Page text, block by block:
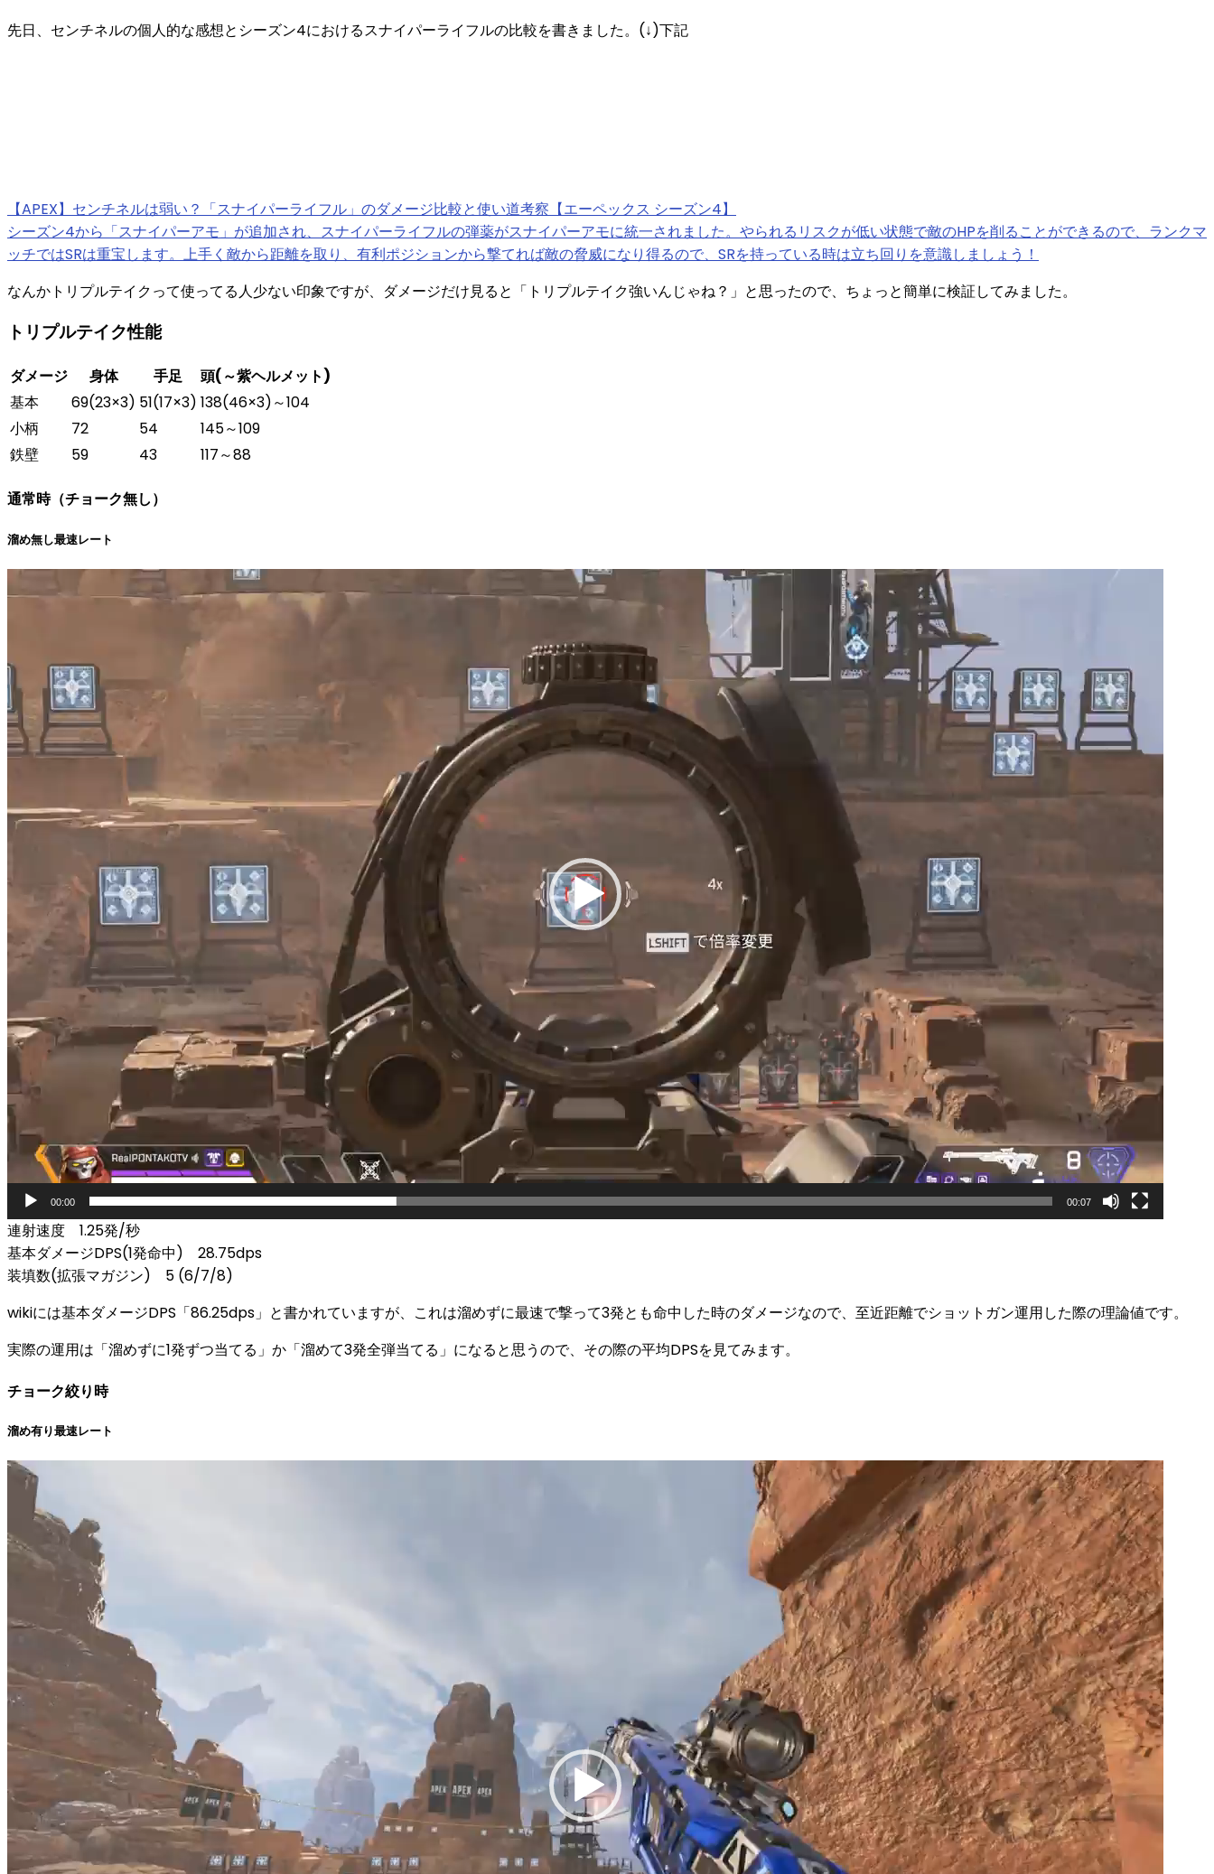
先日、センチネルの個人的な感想とシーズン4におけるスナイパーライフルの比較を書きました。(↓)下記
【APEX】センチネルは弱い？「スナイパーライフル」のダメージ比較と使い道考察【エーペックス シーズン4】
シーズン4から「スナイパーアモ」が追加され、スナイパーライフルの弾薬がスナイパーアモに統一されました。やられるリスクが低い状態で敵のHPを削ることができるので、ランクマ
ッチではSRは重宝します。上手く敵から距離を取り、有利ポジションから撃てれば敵の脅威になり得るので、SRを持っている時は立ち回りを意識しましょう！
なんか トリプルテイクって使ってる人少ない印象ですが、ダメージだけ見ると「トリプルテイク強いんじゃね？」と思ったので、ちょっと簡単に検証してみました。
トリプルテイク性能
ダメージ 身体 手足
頭(～紫ヘルメット)
基本
69(23×3) 51(17×3) 138(46×3)～104
小柄
72 54
145～109
鉄壁
59 43 117～88
通常時（チョーク無し）
溜め無し最速レート
画
ー
ヤ
ー
00:00 00:07
連射速度 1.25発/秒
基本ダメージDPS(1発命中) 28.75dps
装填数(拡張マガジン) 5 (6/7/8)
wikiには基本ダメージDPS「86.25dps」と書かれていますが、これは溜めずに最速で撃って3発とも命中した時のダメージなので、至近距離でショットガン運用した際の理論値です。
実際の運用は「溜めずに1発ずつ当てる」か「溜めて3発全弾当てる」になると思うので、その際の平均DPSを見てみます。
チョーク絞り時
溜め有り最速レート
動
レ